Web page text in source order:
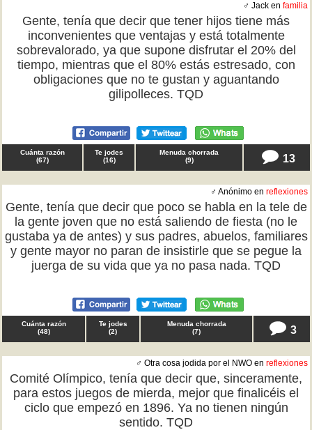
♂ Jack en familia
Gente, tenía que decir que tener hijos tiene más
inconvenientes que ventajas y está totalmente
sobrevalorado, ya que supone disfrutar el 20% del
tiempo, mientras que el 80% estás estresado, con
obligaciones que no te gustan y aguantando
gilipolleces. TQD
Cuánta razón
(67)
Te jodes
(16)
Menuda chorrada
(9) 13
♂ Anónimo en reflexiones
Gente, tenía que decir que poco se habla en la tele de
la gente joven que no está saliendo de fiesta (no le
gustaba ya de antes) y sus padres, abuelos, familiares
y gente mayor no paran de insistirle que se pegue la
juerga de su vida que ya no pasa nada. TQD
Cuánta razón
(48)
Te jodes
(2)
Menuda chorrada
(7) 3
♂ Otra cosa jodida por el NWO en reflexiones
Comité Olímpico, tenía que decir que, sinceramente,
para estos juegos de mierda, mejor que finalicéis el
ciclo que empezó en 1896. Ya no tienen ningún
sentido. TQD